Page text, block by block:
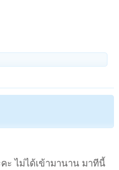
ไม่ได้เข้ามานาน มาทีนี้